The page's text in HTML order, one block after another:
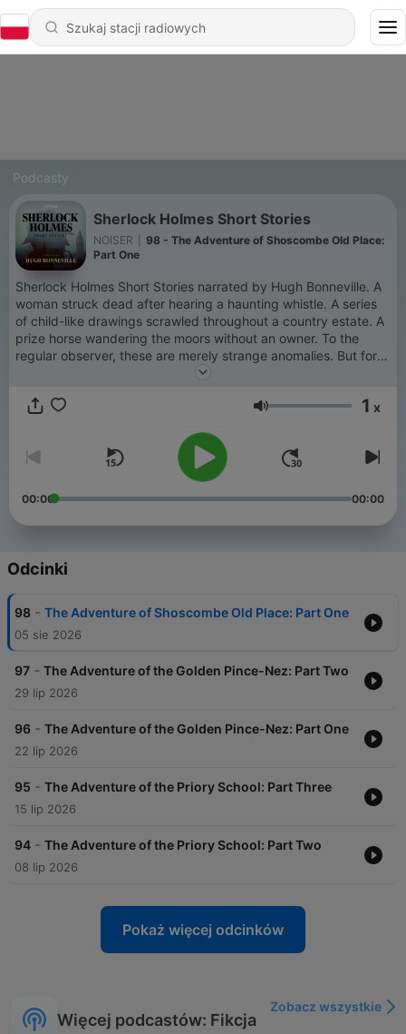
Podcasty
Sherlock Holmes Short Stories
NOISER
98 - The Adventure of Shoscombe Old Place:
Part One
Sherlock Holmes Short Stories narrated by Hugh Bonneville. A
woman struck dead after hearing a haunting whistle. A series
of child-like drawings scrawled throughout a country estate. A
prize horse wandering the moors without an owner. To the
regular observer, these are merely strange anomalies. But for
the master detective Sherlock Holmes they are the first pieces
free listening and early access to new episodes, join Noiser+.
started, or head to noiser.com/subscriptions No part of this
podcast may be used or reproduced in any manner for the
purpose of training artificial intelligence technologies or
systems. In accordance with Article 4(3) of the DSM Directive
text and data mining exception.
Głośność 1 x
00:00 00:00
Odcinki
98 - The Adventure of Shoscombe Old Place: Part One
05 sie 2026
97 - The Adventure of the Golden Pince-Nez: Part Two
29 lip 2026
96 - The Adventure of the Golden Pince-Nez: Part One
22 lip 2026
95 - The Adventure of the Priory School: Part Three
15 lip 2026
94 - The Adventure of the Priory School: Part Two
08 lip 2026
Pokaż więcej odcinków
Więcej podcastów: Fikcja
Zobacz wszystkie